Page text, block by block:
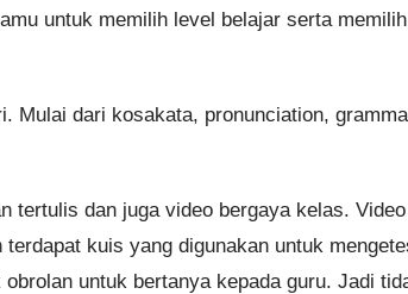
untuk memilih level belajar serta memilih
Mulai dari kosakata, pronunciation,
tertulis dan juga video bergaya kelas. Video
kuis yang digunakan untuk
untuk bertanya kepada guru. Jadi